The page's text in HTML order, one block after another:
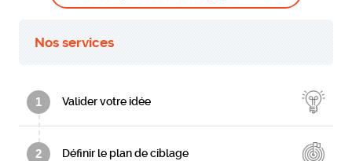
Nos services
1 Valider votre idée
2 Définir le plan de ciblage